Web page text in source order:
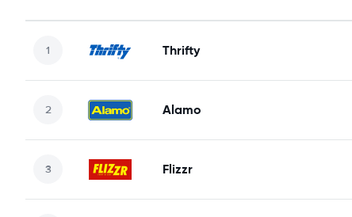
Thrifty
Alamo
Flizzr